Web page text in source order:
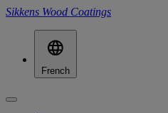
Sikkens Wood Coatings
French